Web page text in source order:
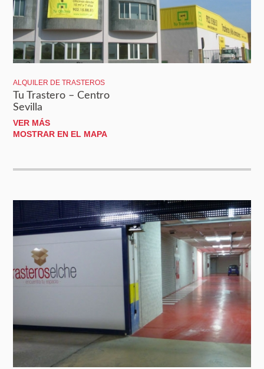
ALQUILER DE TRASTEROS
Tu Trastero – Centro
Sevilla
VER MÁS
MOSTRAR EN EL MAPA